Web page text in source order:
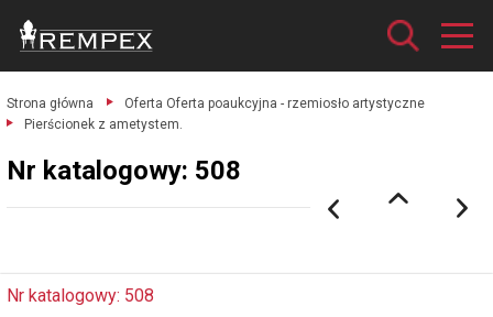
Strona główna
Oferta Oferta poaukcyjna - rzemiosło artystyczne
Pierścionek z ametystem.
Nr katalogowy: 508
Nr katalogowy: 508